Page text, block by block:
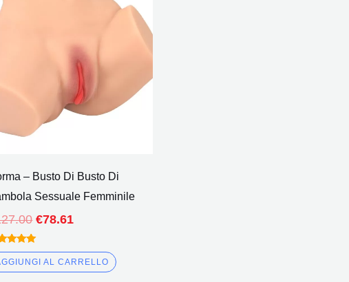
– Busto Di Busto Di
Sessuale Femminile
€78.61
da 5
AL CARRELLO